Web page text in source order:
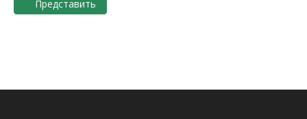
Представить